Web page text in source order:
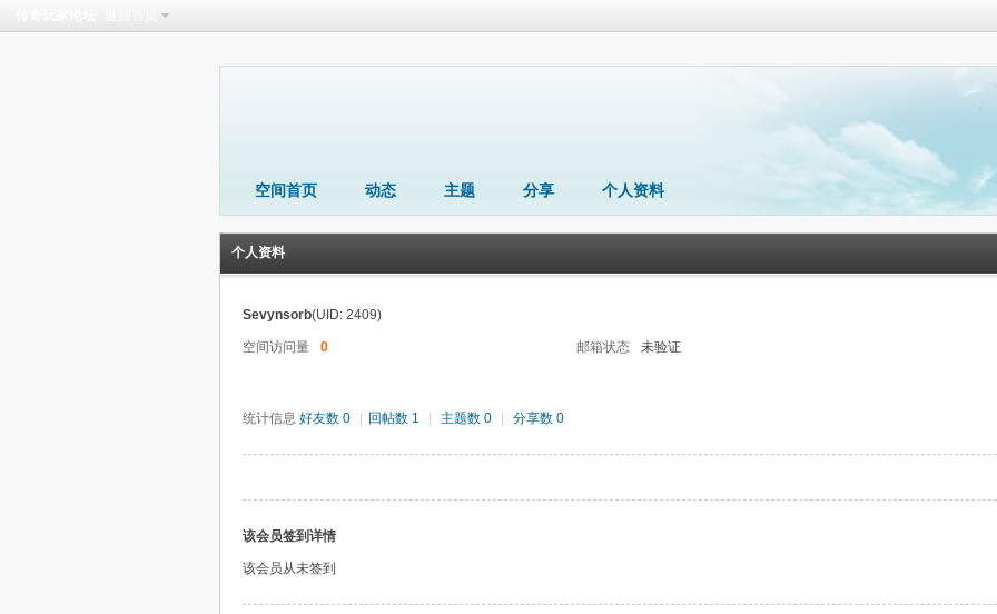
空间首页 动态 主题 分享 个人资料
个人资料
Sevynsorb(UID: 2409)
空间访问量 0 邮箱状态 未验证
统计信息 好友数 0 回帖数 1 主题数 0 分享数 0
该会员签到详情
该会员从未签到